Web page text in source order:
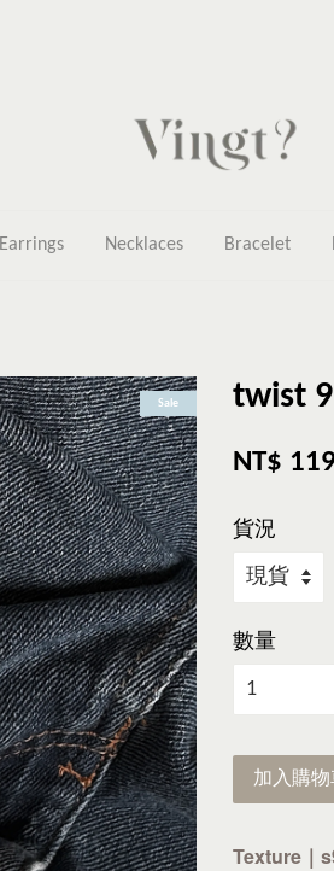
Earrings Necklaces Bracelet
Sale twist 9
NT$ 119
貨況
數量
加入購物
Texture｜